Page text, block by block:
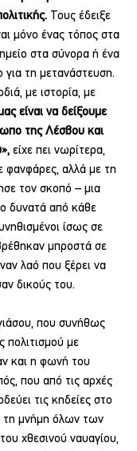
Τους έδειξε
μόνο ένας τόπος στα
στα σύνορα ή ένα
για τη μετανάστευση.
με ιστορία, με
είναι να δείξουμε
της Λέσβου και
είχε πει νωρίτερα,
φανφάρες, αλλά με τη
τον σκοπό – μια
δυνατά από κάθε
ίσως σε
μπροστά σε
λαό που ξέρει να
δικούς του.
που συνήθως
πολιτισμού με
και η φωνή του
που από τις αρχές
τις κηδείες στο
τη μνήμη όλων των
χθεσινού ναυαγίου,